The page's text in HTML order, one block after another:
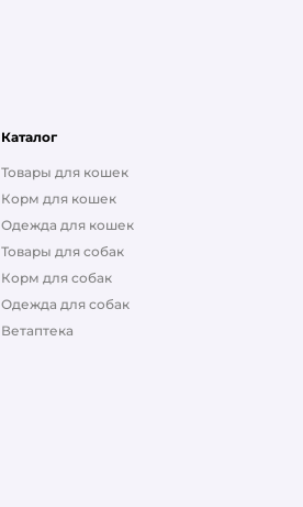
Каталог
Товары для кошек
Корм для кошек
Одежда для кошек
Товары для собак
Корм для собак
Одежда для собак
Ветаптека